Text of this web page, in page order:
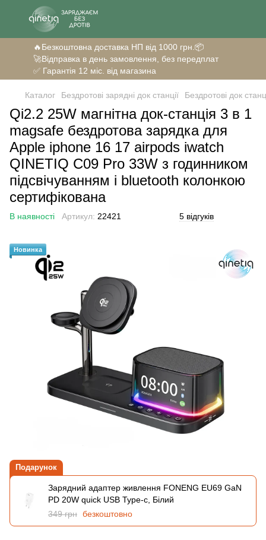
🔥Безкоштовна доставка НП від 1000 грн.📦
🚀Відправка в день замовлення, без передплат
✅ Гарантія 12 міс. від магазина
Каталог Бездротові зарядні док станції Бездротові док
Qi2.2 25W магнітна док-станція 3 в 1
magsafe бездротова зарядка для
Apple iphone 16 17 airpods iwatch
QINETIQ C09 Pro 33W з годинником
підсвічуванням і bluetooth колонкою
сертифікована
В наявності Артикул: 22421 5 відгуків
Новинка
Подарунок
Зарядний адаптер живлення FONENG EU69 GaN
PD 20W quick USB Type-c, Білий
349 грн безкоштовно